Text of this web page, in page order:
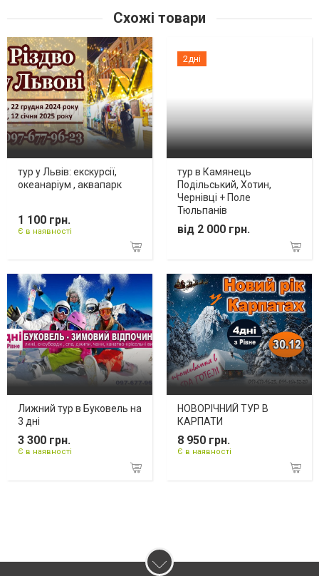
Схожі товари
тур у Львів: екскурсії,
океанаріум , аквапарк
1 100 грн.
Є в наявності
2дні
тур в Камянець
Подільський, Хотин,
Чернівці + Поле
Тюльпанів
від 2 000 грн.
Лижний тур в Буковель на
3 дні
3 300 грн.
Є в наявності
НОВОРІЧНИЙ ТУР В
КАРПАТИ
8 950 грн.
Є в наявності